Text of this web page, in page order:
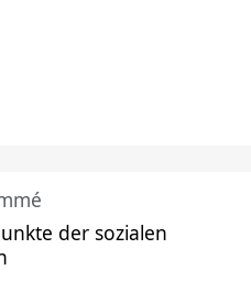
der sozialen